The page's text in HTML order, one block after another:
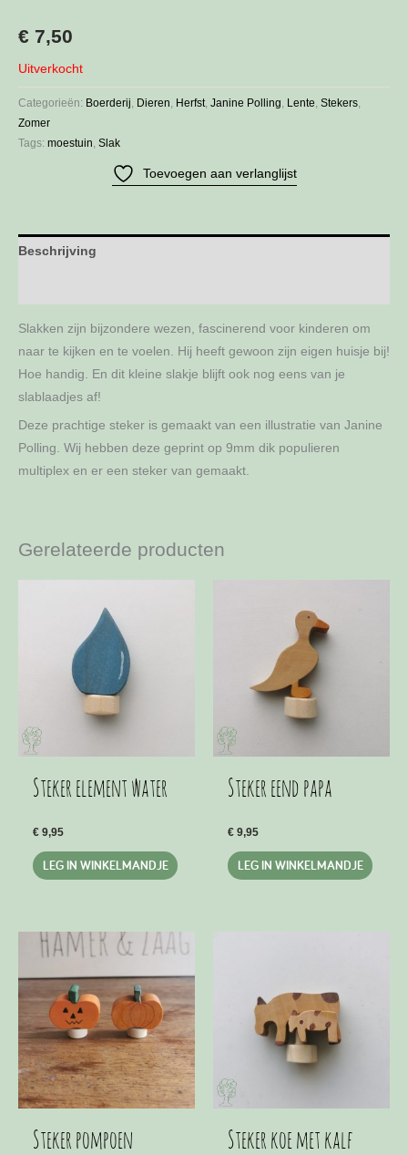
€ 7,50
Uitverkocht
Categorieën: Boerderij, Dieren, Herfst, Janine Polling, Lente, Stekers,
Zomer
Tags: moestuin, Slak
Toevoegen aan verlanglijst
Beschrijving
Slakken zijn bijzondere wezen, fascinerend voor kinderen om
naar te kijken en te voelen. Hij heeft gewoon zijn eigen huisje bij!
Hoe handig. En dit kleine slakje blijft ook nog eens van je
slablaadjes af!
Deze prachtige steker is gemaakt van een illustratie van Janine
Polling. Wij hebben deze geprint op 9mm dik populieren
multiplex en er een steker van gemaakt.
Gerelateerde producten
Steker element water
€ 9,95
LEG IN WINKELMANDJE
Steker eend papa
€ 9,95
LEG IN WINKELMANDJE
Steker pompoen Steker koe met kalf